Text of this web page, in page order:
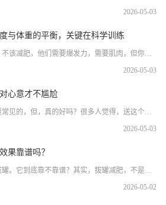
先看小标题第一，看清成分表，糖和脂肪要少
胖，你要找的，是代糖做的，比如赤藓糖醇、
2026-05-03
与体重的平衡，关键在科学训练
该减肥，他们需要爆发力，需要肌肉，但你知
百米运动员减肥，不是盲目节食，而是为了优
会拖累加速，但体重太轻，也不行，肌肉量不
2026-05-03
心意才不尴尬
见的，但，真的好吗？很多人觉得，送这个，
要看你怎么选，怎么送。先看对方是不是真的
零食，或者，代餐奶昔。对方会觉得，你很懂
2026-05-03
果靠谱吗？
。它到底靠不靠谱？其实，拔罐减肥，不是直
陈代谢。身体代谢快了，消耗就多。自然就容
2026-05-02